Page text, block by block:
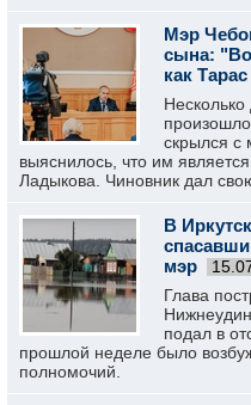
Мэр
сына:
как
скрылся с
выяснилось, что им
Ладыкова. Чиновник дал
В
мэр
Глава
подал в
прошлой неделе было
полномочий.